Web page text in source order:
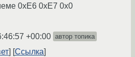
0xE6 0xE7 0x0
+00:00 автор топика
Ссылка